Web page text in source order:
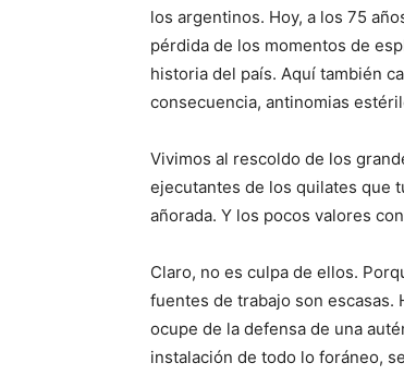
los argentinos. Hoy, a los 75
pérdida de los momentos de
historia del país. Aquí también
consecuencia, antinomias
Vivimos al rescoldo de los
ejecutantes de los quilates que
añorada. Y los pocos valores
Claro, no es culpa de ellos.
fuentes de trabajo son escasas.
ocupe de la defensa de una
instalación de todo lo foráneo,